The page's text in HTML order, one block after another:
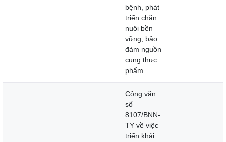
bệnh, phát
triển chăn
nuôi bền
vững, bảo
đảm nguồn
cung thực
phẩm
Công văn
số
8107/BNN-
TY về việc
triển khải